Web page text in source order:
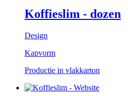
Koffieslim - dozen
Design
Kapvorm
Productie in vlakkarton